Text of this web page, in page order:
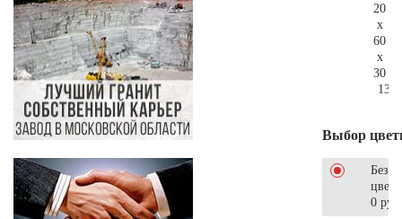
20
x
60
x
30
Выбор
Без
0 руб.